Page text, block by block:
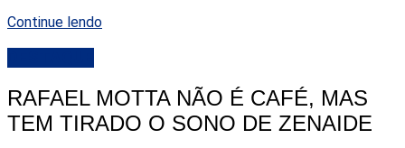
Continue lendo
RAFAEL MOTTA NÃO É CAFÉ, MAS
TEM TIRADO O SONO DE ZENAIDE